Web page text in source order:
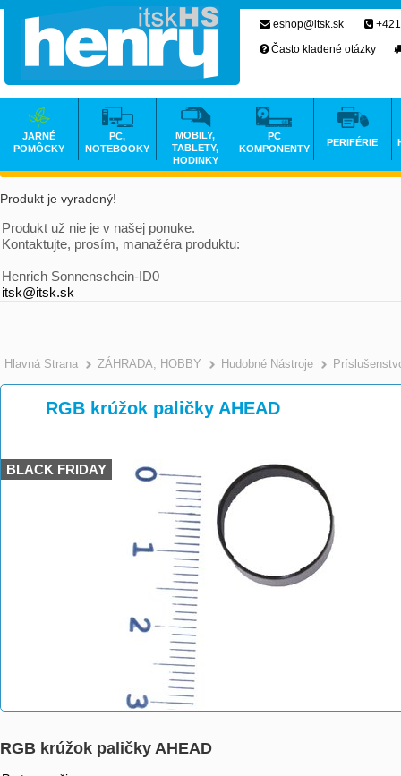
Produkt je vyradený!
Produkt už nie je v našej ponuke.
Kontaktujte, prosím, manažéra produktu:
Henrich Sonnenschein-ID0
itsk@itsk.sk
Hlavná Strana >
ZÁHRADA, HOBBY >
Hudobné Nástroje
RGB krúžok paličky AHEAD
BLACK FRIDAY
RGB krúžok paličky AHEAD
eshop@itsk.sk
Často kladené otázky
JARNÉ
POMÔCKY
PC,
NOTEBOOKY
MOBILY,
TABLETY,
HODINKY
PC
KOMPONENTY
PERIFÉRIE